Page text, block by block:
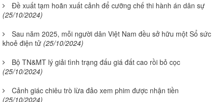
Đề xuất tạm hoãn xuất cảnh để cưỡng chế thi hành án dân sự
(25/10/2024)
Sau năm 2025, mỗi người dân Việt Nam đều sở hữu một Sổ sức
khoẻ điện tử (25/10/2024)
Bộ TN&MT lý giải tình trạng đấu giá đất cao rồi bỏ cọc
(25/10/2024)
Cảnh giác chiêu trò lừa đảo xem phim được nhận tiền
(25/10/2024)